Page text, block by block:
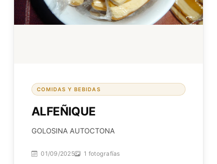
COMIDAS Y BEBIDAS
ALFEÑIQUE
GOLOSINA AUTOCTONA
01/09/2025 1 fotografías